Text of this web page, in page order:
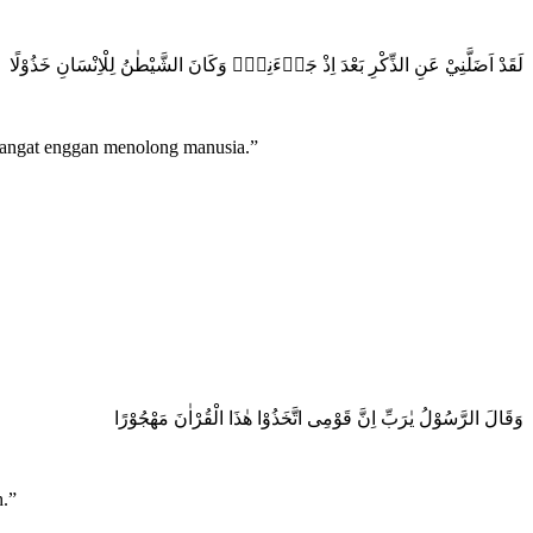
لَقَدْ اَضَلَّنِيْ عَنِ الذِّكْرِ بَعْدَ اِذْ جَاۤءَنِيْۗ وَكَانَ الشَّيْطٰنُ لِلْاِنْسَانِ خَذُوْلًا
enggan menolong manusia.”
وَقَالَ الرَّسُوْلُ يٰرَبِّ اِنَّ قَوْمِى اتَّخَذُوْا هٰذَا الْقُرْاٰنَ مَهْجُوْرًا